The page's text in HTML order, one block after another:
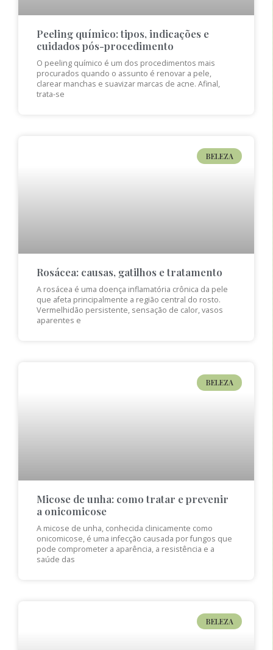
Peeling químico: tipos, indicações e
cuidados pós-procedimento
O peeling químico é um dos procedimentos mais
procurados quando o assunto é renovar a pele,
clarear manchas e suavizar marcas de acne. Afinal,
trata-se
BELEZA
Rosácea: causas, gatilhos e tratamento
A rosácea é uma doença inflamatória crônica da pele
que afeta principalmente a região central do rosto.
Vermelhidão persistente, sensação de calor, vasos
aparentes e
BELEZA
Micose de unha: como tratar e prevenir
a onicomicose
A micose de unha, conhecida clinicamente como
onicomicose, é uma infecção causada por fungos que
pode comprometer a aparência, a resistência e a
saúde das
BELEZA